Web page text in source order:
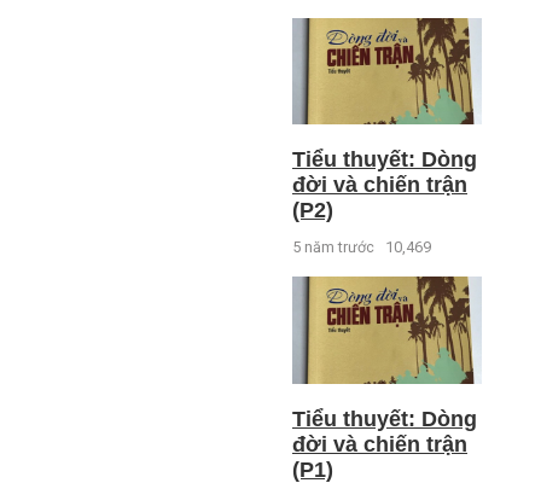
Tiểu thuyết: Dòng
đời và chiến trận
(P2)
5 năm trước 10,469
Tiểu thuyết: Dòng
đời và chiến trận
(P1)